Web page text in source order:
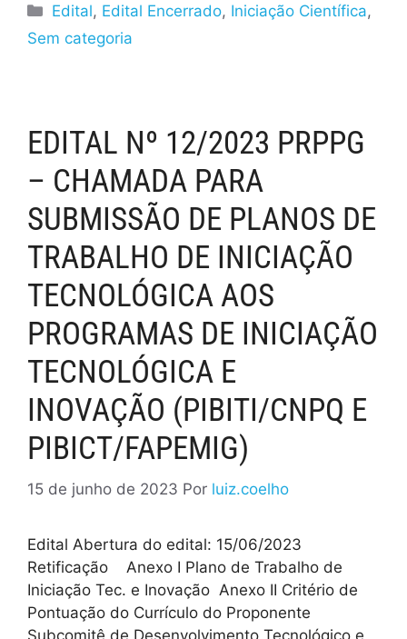
Edital, Edital Encerrado, Iniciação Científica,
Sem categoria
EDITAL Nº 12/2023 PRPPG
– CHAMADA PARA
SUBMISSÃO DE PLANOS DE
TRABALHO DE INICIAÇÃO
TECNOLÓGICA AOS
PROGRAMAS DE INICIAÇÃO
TECNOLÓGICA E
INOVAÇÃO (PIBITI/CNPQ E
PIBICT/FAPEMIG)
15 de junho de 2023 Por luiz.coelho
Edital Abertura do edital: 15/06/2023
Retificação Anexo I Plano de Trabalho de
Iniciação Tec. e Inovação Anexo II Critério de
Pontuação do Currículo do Proponente